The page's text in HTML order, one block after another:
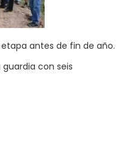
antes de fin de año.
con seis